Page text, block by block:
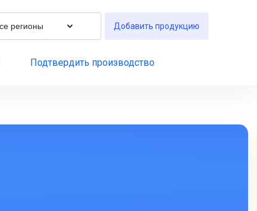
Добавить продукцию
Подтвердить производство